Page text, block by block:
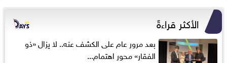
الأكثر قراءةً
بعد مرور عام على الكشف عنه.. لا يزال «ذو
الفقار» محور اهتمام...